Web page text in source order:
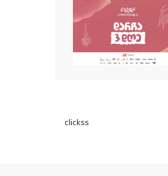
clickss